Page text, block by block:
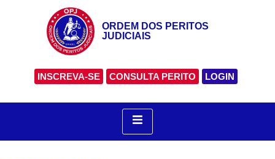
ORDEM DOS PERITOS
JUDICIAIS
INSCREVA-SE CONSULTA PERITO LOGIN